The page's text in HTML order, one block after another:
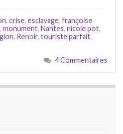
, crise, esclavage, françoise
, monument, Nantes, nicole pot,
, Renoir, touriste parfait,
4 Commentaires